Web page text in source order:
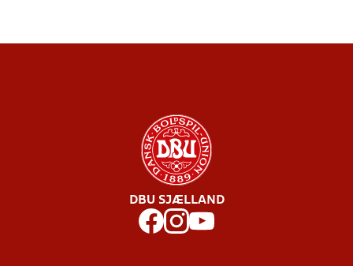
DBU SJÆLLAND